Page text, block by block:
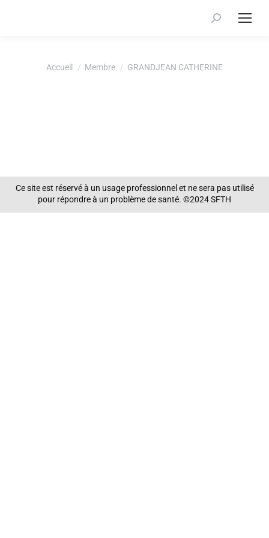
Recherche
Vous êtes ici :
Accueil Membre GRANDJEAN CATHERINE
Ce site est réservé à un usage professionnel et ne sera pas utilisé
pour répondre à un problème de santé. ©2024 SFTH